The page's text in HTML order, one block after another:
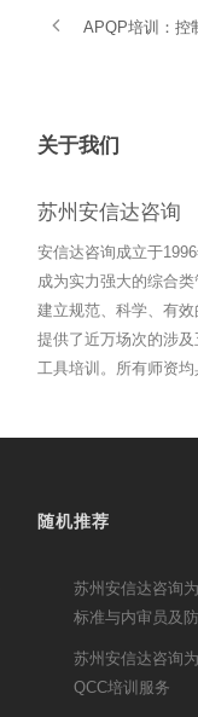
APQP培训：控
关于我们
苏州安信达咨询
安信达咨询成立于
成为实力强大的综合
建立规范、科学、有
提供了近万场次的涉
工具培训。所有师资
随机推荐
苏州安信达咨询
标准与内审员及
苏州安信达咨询
QCC培训服务